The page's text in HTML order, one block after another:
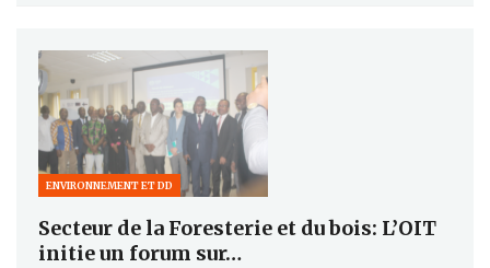
ENVIRONNEMENT ET DD
Secteur de la Foresterie et du bois: L’OIT
initie un forum sur…